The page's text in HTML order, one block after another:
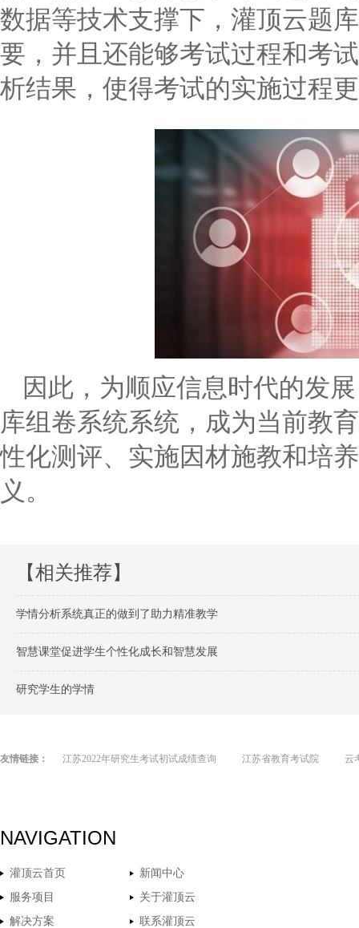
数据等技术支撑下，灌顶云题
要，并且还能够考试过程和考
析结果，使得考试的实施过程
因此，为顺应信息时代的发
库组卷系统系统，成为当前教
性化测评、实施因材施教和培
义。
【相关推荐】
学情分析系统真正的做到了助力精准教学
智慧课堂促进学生个性化成长和智慧发展
研究学生的学情
友情链接： 江苏2022年研究生考试初试成绩查询 江苏省教育考试院 云
NAVIGATION
灌顶云首页
新闻中心
服务项目
关于灌顶云
解决方案
联系灌顶云